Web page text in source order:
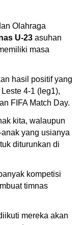
Olahraga
U-23 asuhan
masa
hasil positif yang
4-1 (leg1),
FIFA Match Day.
kita, walaupun
yang usianya
diturunkan di
kompetisi
timnas
mereka akan